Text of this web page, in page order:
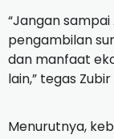
“Jangan
pengambilan
dan manfaat
lain,” tegas Zubir
Menurutnya,